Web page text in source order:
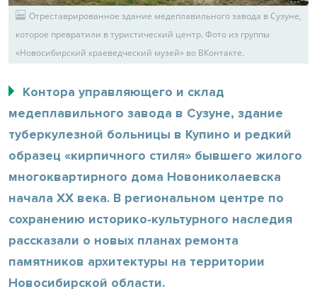
Отреставрированное здание медеплавильного завода в Сузуне,
которое превратили в туристический центр. Фото из группы
«Новосибирский краеведческий музей» во ВКонтакте.
Контора управляющего и склад
медеплавильного завода в Сузуне, здание
туберкулезной больницы в Купино и редкий
образец «кирпичного стиля» бывшего жилого
многоквартирного дома Новониколаевска
начала XX века. В региональном центре по
сохранению историко-культурного наследия
рассказали о новых планах ремонта
памятников архитектуры на территории
Новосибирской области.